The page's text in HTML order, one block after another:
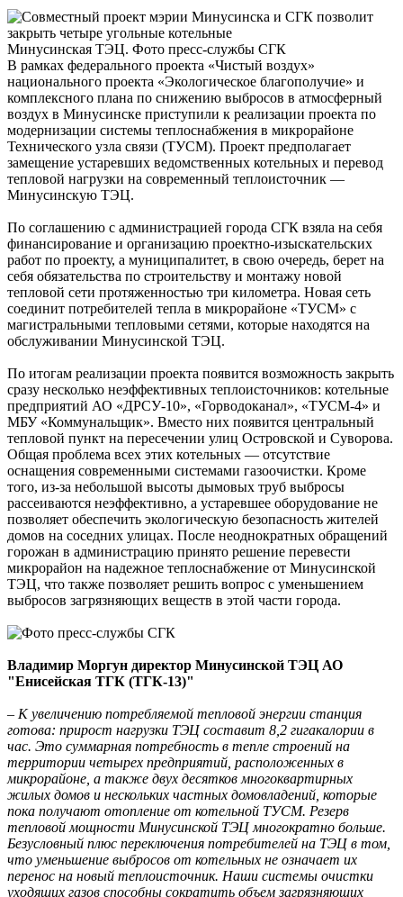
Минусинская ТЭЦ. Фото пресс-службы СГК
В рамках федерального проекта «Чистый воздух»
национального проекта «Экологическое благополучие» и
комплексного плана по снижению выбросов в атмосферный
воздух в Минусинске приступили к реализации проекта по
модернизации системы теплоснабжения в микрорайоне
Технического узла связи (ТУСМ). Проект предполагает
замещение устаревших ведомственных котельных и перевод
тепловой нагрузки на современный теплоисточник —
Минусинскую ТЭЦ.
По соглашению с администрацией города СГК взяла на себя
финансирование и организацию проектно‑изыскательских
работ по проекту, а муниципалитет, в свою очередь, берет на
себя обязательства по строительству и монтажу новой
тепловой сети протяженностью три километра. Новая сеть
соединит потребителей тепла в микрорайоне «ТУСМ» с
магистральными тепловыми сетями, которые находятся на
обслуживании Минусинской ТЭЦ.
По итогам реализации проекта появится возможность закрыть
сразу несколько неэффективных теплоисточников: котельные
предприятий АО «ДРСУ‑10», «Горводоканал», «ТУСМ-4» и
МБУ «Коммунальщик». Вместо них появится центральный
тепловой пункт на пересечении улиц Островской и Суворова.
Общая проблема всех этих котельных — отсутствие
оснащения современными системами газоочистки. Кроме
того, из‑за небольшой высоты дымовых труб выбросы
рассеиваются неэффективно, а устаревшее оборудование не
позволяет обеспечить экологическую безопасность жителей
домов на соседних улицах. После неоднократных обращений
горожан в администрацию принято решение перевести
микрорайон на надежное теплоснабжение от Минусинской
ТЭЦ, что также позволяет решить вопрос с уменьшением
выбросов загрязняющих веществ в этой части города.
Владимир Моргун директор Минусинской ТЭЦ АО
"Енисейская ТГК (ТГК-13)"
– К увеличению потребляемой тепловой энергии станция
готова: прирост нагрузки ТЭЦ составит 8,2 гигакалории в
час. Это суммарная потребность в тепле строений на
территории четырех предприятий, расположенных в
микрорайоне, а также двух десятков многоквартирных
жилых домов и нескольких частных домовладений, которые
пока получают отопление от котельной ТУСМ. Резерв
тепловой мощности Минусинской ТЭЦ многократно больше.
Безусловный плюс переключения потребителей на ТЭЦ в том,
что уменьшение выбросов от котельных не означает их
перенос на новый теплоисточник. Наши системы очистки
уходящих газов способны сократить объем загрязняющих